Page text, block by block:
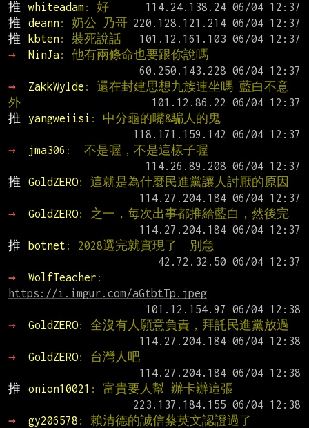
推
whiteadam: 好
推
deann: 奶公 乃哥
推
kbten: 裝死說話
→
NinJa: 他有兩條命也要跟你說嗎
→
ZakkWylde : 還在封建思想九族連坐嗎 藍白不意
外
推
yangweiisi : 中分龜的嘴&騙人的鬼
→
jma306 :  不是喔，不是這樣子喔
推
GoldZERO: 這就是為什麼民進黨讓人討厭的原因
→
GoldZERO: 之一，每次出事都推給藍白，然後完
推
botnet : 2028選完就實現了  別急
→
WolfTeacher
https://i.imgur.com/aGtbtTp.jpeg
→
GoldZERO: 全沒有人願意負責，拜託民進黨放過
→
GoldZERO: 台灣人吧
推
onion10021 : 富貴要人幫 辦卡辦這張
→
gy206578 : 賴清德的誠信蔡英文認證過了